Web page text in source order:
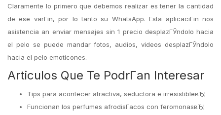
Claramente lo primero que debemos realizar es tener la cantidad
de ese varГіn, por lo tanto su WhatsApp. Esta aplicaciГіn nos
asistencia an enviar mensajes sin 1 precio desplazГЎndolo hacia
el pelo se puede mandar fotos, audios, videos desplazГЎndolo
hacia el pelo emoticones.
Articulos Que Te PodrГ­an Interesar
Tips para acontecer atractiva, seductora e irresistibleвЂ¦
Funcionan los perfumes afrodisГ­acos con feromonasвЂ¦